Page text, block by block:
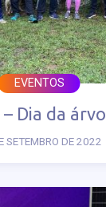
EVENTOS
– Dia da
SETEMBRO DE 2022